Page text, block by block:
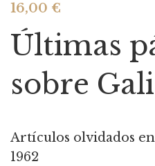
16,00 €
Últimas
sobre
Artículos olvidados en
1962